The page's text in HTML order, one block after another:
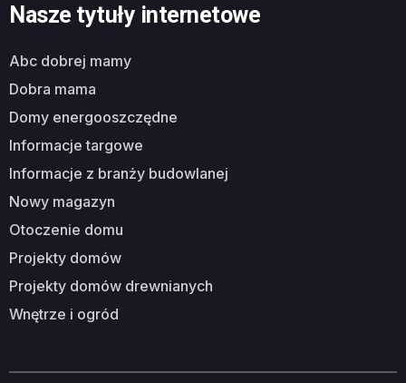
Nasze tytuły internetowe
abc dobrej mamy
dobra mama
domy energooszczędne
informacje targowe
informacje z branży budowlanej
nowy magazyn
otoczenie domu
projekty domów
projekty domów drewnianych
wnętrze i ogród